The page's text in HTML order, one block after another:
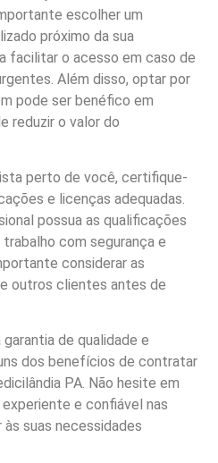
escolher um
próximo da sua
facilitar o acesso em caso de
Além disso, optar por
pode ser benéfico em
reduzir o valor do
perto de você, certifique-
e licenças adequadas.
possua as qualificações
com segurança e
considerar as
outros clientes antes de
de qualidade e
dos benefícios de contratar
PA. Não hesite em
e confiável nas
suas necessidades